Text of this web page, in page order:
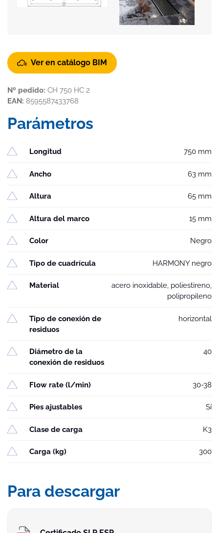
Ver en catálogo BIM
Nº pedido: CH 750 HC 2
EAN: 8595587433768
Parámetros
Longitud 750 mm
Ancho 63 mm
Altura 65 mm
Altura del marco 15 mm
Color Negro
Tipo de cuadrícula HARMONY negro
Material
acero inoxidable, poliestireno,
polipropileno
Tipo de conexión de
residuos
horizontal
Diámetro de la
conexión de residuos
40
Flow rate (l/min) 30-38
Pies ajustables Sí
Clase de carga K3
Carga (kg) 300
Para descargar